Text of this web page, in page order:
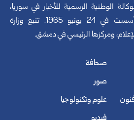
الوطنية الرسمية للأخبار في سوريا،
تأسست في 24 يونيو 1965. تتبع وزارة
ومركزها الرئيسي في دمشق.
صحافة
صور
علوم وتكنولوجيا